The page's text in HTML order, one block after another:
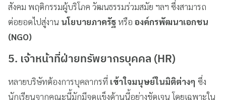
สังคม พฤติกรรมผู้บริโภค วัฒนธรรมร่วมสมัย ฯลฯ ซึ่งสามารถ
ต่อยอดไปสู่งาน นโยบายภาครัฐหรือ องค์กรพัฒนาเอกชน
(NGO)
5. เจ้าหน้าที่ฝ่ายทรัพยากรบุคคล (HR)
หลายบริษัทต้องการบุคลากรที่ เข้าใจมนุษย์ในมิติต่างๆ ซึ่ง
นักเรียนจากคณะนี้มักมีจุดแข็งด้านนี้อย่างชัดเจน โดยเฉพาะใน